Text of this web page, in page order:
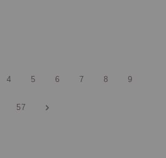
4 5 6 7 8 9
57